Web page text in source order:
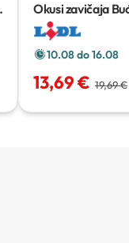
Okusi zavičaja
dalmatinski
10.08 do 16.08
13,69 € 19,69 €